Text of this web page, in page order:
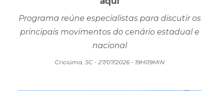
Convenções, presidenciáveis e os bastidores
das chapas na live das Eleições 2026; assista
aqui
Programa reúne especialistas para discutir os
principais movimentos do cenário estadual e